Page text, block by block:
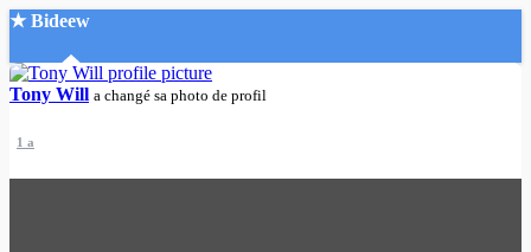
★ Bideew
Accueil
Tony Will a changé sa photo de profil
1 a